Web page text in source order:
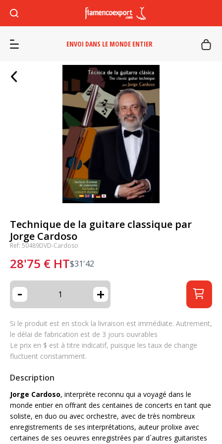
ENVOI DANS LE MONDE ENTIER
Technique de la guitare classique par
Jorge Cardoso
Ref: 50489DVD-Cardoso
28'75 € HT$31'42
- +
Si le produit est en stock la livraison est immédiate. Autrement,
le délai de fabrication est de 3 jours ouvrables
Le prix en $ est à titre indicatif, puisque les taux de change
fluctuent constamment.
Description
Jorge Cardoso, interprète reconnu qui a voyagé dans le
monde entier en offrant des centaines de concerts en tant que
soliste, en duo ou avec orchestre, avec de très nombreux
enregistrements de ses interprétations, auteur prolixe avec
certaines de ses oeuvres enregistrées par d´autres guitaristes